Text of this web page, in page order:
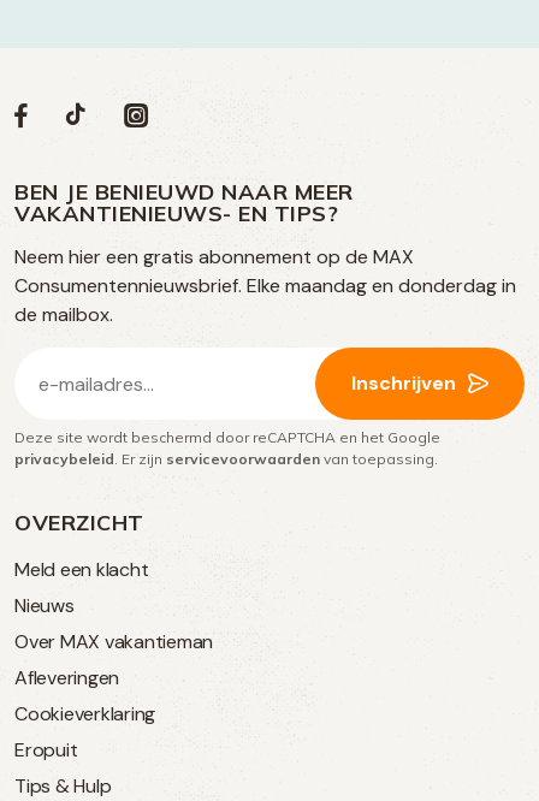
OVERZICHT
Meld een klacht
Nieuws
Over MAX vakantieman
Afleveringen
Cookieverklaring
Eropuit
Tips & Hulp
Volg
op
social
media
Social
Volg
op
Facebook
Volg
op
TikTok
Volg
op
Instagram
BEN JE BENIEUWD NAAR MEER
VAKANTIENIEUWS- EN TIPS?
Neem hier een gratis abonnement op de MAX
Consumentennieuwsbrief. Elke maandag en donderdag in
de mailbox.
mailadres
(Vereist)
Inschrijven
Deze site wordt beschermd door reCAPTCHA en het Google
privacybeleid . Er zijn servicevoorwaarden van toepassing.